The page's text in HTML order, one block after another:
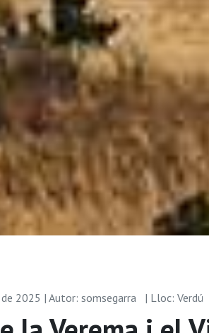
2025 | Autor: somsegarra
| Lloc: Verdú